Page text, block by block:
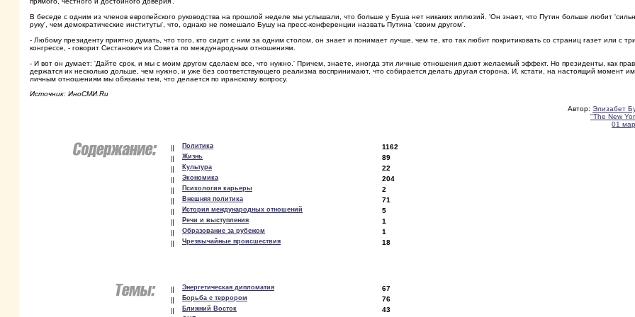
В беседе с одним из членов европейского руководства на прошлой неделе мы услышали, что больше у Буша нет никаких иллюзий. 'Он знает, что Путин больше любит
руку', чем демократические институты', что, однако не помешало Бушу на пресс-конференции назвать Путина 'своим другом'.
- Любому президенту приятно думать, что того, кто сидит с ним за одним столом, он знает и понимает лучше, чем те, кто так любит покритиковать со страниц газет или с
конгрессе, - говорит Сестанович из Совета по международным отношениям.
- И вот он думает: 'Дайте срок, и мы с моим другом сделаем все, что нужно.' Причем, знаете, иногда эти личные отношения дают желаемый эффект. Но президенты, как
держатся их несколько дольше, чем нужно, и уже без соответствующего реализма воспринимают, что собирается делать другая сторона. И, кстати, на настоящий момент
личным отношениям мы обязаны тем, что делается по иранскому вопросу.
Источник: ИноСМИ.Ru
Автор: Элизабет
"The New
01
Политика 1162
Жизнь 89
Культура 22
Экономика 204
Психология карьеры 2
Внешняя политика 71
История международных отношений 5
Речи и выступления 1
Образование за рубежом 1
Чрезвычайные происшествия 18
Энергетическая дипломатия 67
Борьба с террором 76
Ближний Восток 43